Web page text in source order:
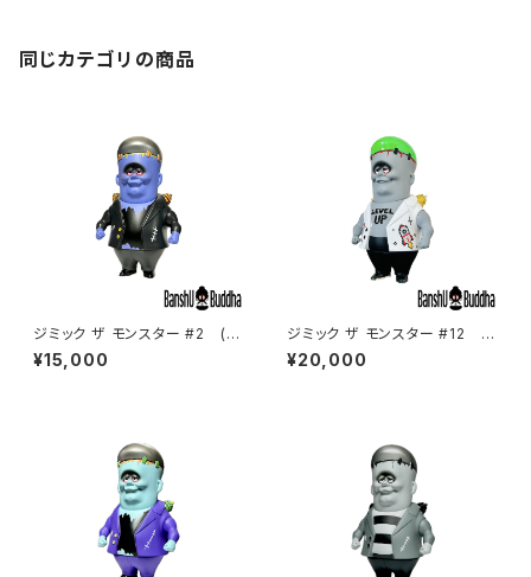
同じカテゴリの商品
ジミック ザ モンスター #2 (Ji
mic The Monster #2)
¥15,000
ジミック ザ モンスター #12 (J
imic The Monster #12)
¥20,000